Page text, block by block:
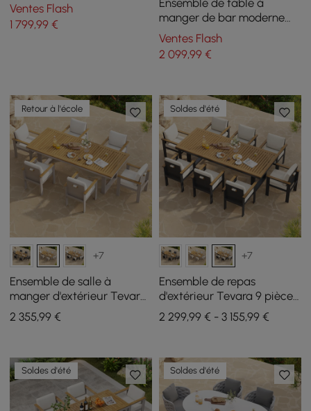
réservoir caché et pare-
vent
Ventes Flash
1 799,99 €
manger de bar moderne
Tevara 7 pièces en bois de
teck d'extérieur avec 6
chaises
Ventes Flash
2 099,99€
Retour à l'école
+7
Ensemble de salle à
manger d'extérieur Tevara
7 pièces rectangulaire en
teck et aluminium pour 6
2 355,99 €
Soldes d'été
+7
Ensemble de repas
d'extérieur Tevara 9 pièces
rectangulaire en bois et
aluminium pour 8
2 299,99 € - 3 155,99 €
Soldes d'été Soldes d'été